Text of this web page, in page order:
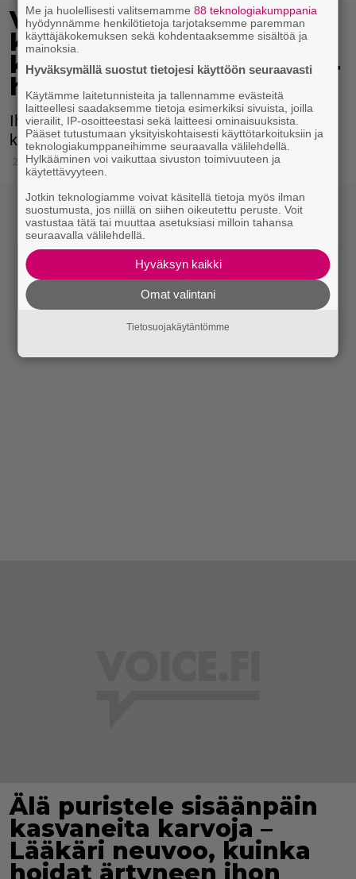
Vältä punaiset ja
kutisevat näpyt
karvanpoiston jälkeen – 4
helppoa vinkkiä
Iho on hyvä aina puhdistaa huolellisesti ennen
karvanpoistoa.
2.6.2019 21:15
Älä puristele sisäänpäin
kasvaneita karvoja –
Lääkäri neuvoo, kuinka
Me ja huolellisesti valitsemamme88 teknologiakumppania
hyödynnämme henkilötietoja tarjotaksemme paremman
käyttäjäkokemuksen sekä kohdentaaksemme sisältöä ja
mainoksia.
Hyväksymällä suostut tietojesi käyttöön seuraavasti
Käytämme laitetunnisteita ja tallennamme evästeitä
laitteellesi saadaksemme tietoja esimerkiksi sivuista, joilla
vierailit, IP-osoitteestasi sekä laitteesi ominaisuuksista.
Pääset tutustumaan yksityiskohtaisesti käyttötarkoituksiin ja
teknologiakumppaneihimme seuraavalla välilehdellä.
Hylkääminen voi vaikuttaa sivuston toimivuuteen ja
käytettävyyteen.
Jotkin teknologiamme voivat käsitellä tietoja myös ilman
suostumusta, jos niillä on siihen oikeutettu peruste. Voit
vastustaa tätä tai muuttaa asetuksiasi milloin tahansa
seuraavalla välilehdellä.
Hyväksyn kaikki
Omat valintani
Tietosuojakäytäntömme